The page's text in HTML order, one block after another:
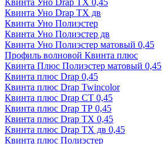
Квинта Уно Drap ТХ 0,45
Квинта Уно Drap ТХ дв
Квинта Уно Полиэстер
Квинта Уно Полиэстер дв
Квинта Уно Полиэстер матовый 0,45
Профиль волновой Квинта плюс
Квинта Плюс Полиэстер матовый 0,45
Квинта плюс Drap 0,45
Квинта плюс Drap Twincolor
Квинта плюс Drap СТ 0,45
Квинта плюс Drap ТР 0,45
Квинта плюс Drap ТХ 0,45
Квинта плюс Drap ТХ дв 0,45
Квинта плюс Полиэстер